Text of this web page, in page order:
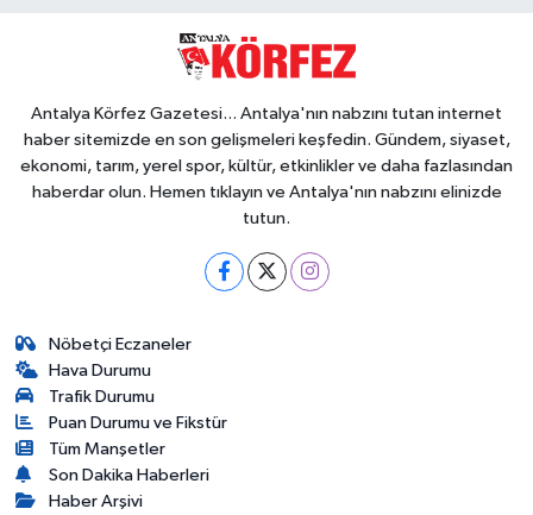
Antalya Körfez Gazetesi... Antalya'nın nabzını tutan internet
haber sitemizde en son gelişmeleri keşfedin. Gündem, siyaset,
ekonomi, tarım, yerel spor, kültür, etkinlikler ve daha fazlasından
haberdar olun. Hemen tıklayın ve Antalya'nın nabzını elinizde
tutun.
Nöbetçi Eczaneler
Hava Durumu
Trafik Durumu
Puan Durumu ve Fikstür
Tüm Manşetler
Son Dakika Haberleri
Haber Arşivi